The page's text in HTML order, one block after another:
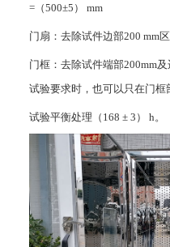
=（500±5） mm
门扇：去除试件边部200 mm
门框：去除试件端部200mm
试验要求时，也可以只在门框
试验平衡处理（168 ± 3） h。